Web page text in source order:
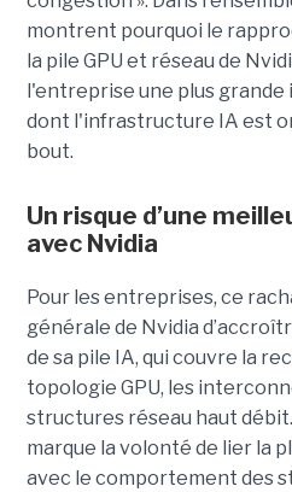
montrent pourquoi le
la pile GPU et réseau de
l'entreprise une plus
dont l'infrastructure IA est
bout.
Un risque d’une
avec Nvidia
Pour les entreprises, ce
générale de Nvidia
de sa pile IA, qui couvre la
topologie GPU, les
structures réseau haut
marque la volonté de lier la
avec le comportement des